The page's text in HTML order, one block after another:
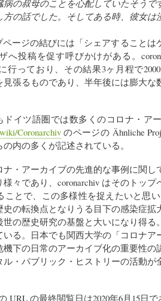
病の叔母のことを心配していたそう
方の話でした。そしてある時、彼女
ページの結びには「シェアすること
へ投稿を促す呼びかけがある。
行っており、その結果3ヶ月程で
見張るものであり、半年後には膨大
ドイツ語圏では数多くのコロナ・ア
Coronarchiv のページの Ähnliche
内の多くが記述されている。
ナ・アーカイブの先進的な事例に関
々であり、coronarchiv はそのトッ
とで、この多様性を捉えたいと思
史の転換点となりうる目下の感染症
の歴史研究の基盤と大いになり得る
いる。日本でも関西大学の「コロナ
機下の日常のアーカイブ化の重要性
・パブリック・ヒストリーの活動が
URL の最終閲覧日は2020年6月15日